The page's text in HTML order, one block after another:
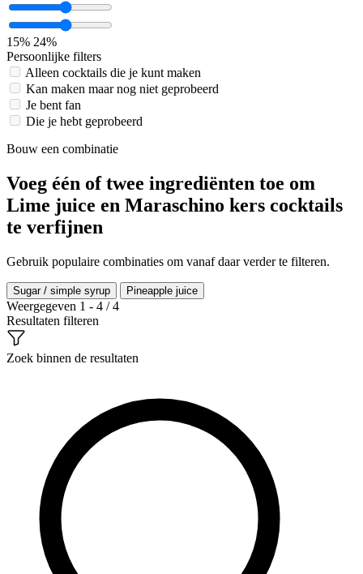
15% 24%
Persoonlijke filters
Alleen cocktails die je kunt maken
Kan maken maar nog niet geprobeerd
Je bent fan
Die je hebt geprobeerd
Bouw een combinatie
Voeg één of twee ingrediënten toe om
Lime juice en Maraschino kers cocktails
te verfijnen
Gebruik populaire combinaties om vanaf daar verder te filteren.
Sugar / simple syrup Pineapple juice
Weergegeven 1 - 4 / 4
Resultaten filteren
Zoek binnen de resultaten